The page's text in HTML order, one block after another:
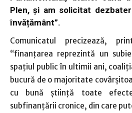
Plen, și am solicitat
învățământ”.
Comunicatul precizează,
“finanțarea reprezintă un
spațiul public în ultimii ani,
bucură de o majoritate
cu bună știință toate
subfinanțării cronice, din care